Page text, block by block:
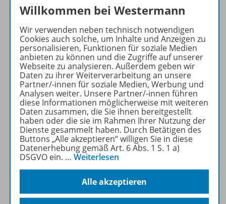
Produktinformationen
Beschreibung
Zugehörige Produkte
Willkommen bei Westermann
Wir verwenden neben technisch notwendigen
Cookies auch solche, um Inhalte und Anzeigen zu
personalisieren, Funktionen für soziale Medien
anbieten zu können und die Zugriffe auf unserer
Webseite zu analysieren. Außerdem geben wir
Daten zu ihrer Weiterverarbeitung an unsere
Partner/-innen für soziale Medien, Werbung und
Analysen weiter. Unsere Partner/-innen führen
diese Informationen möglicherweise mit weiteren
Daten zusammen, die Sie ihnen bereitgestellt
haben oder die sie im Rahmen Ihrer Nutzung der
Dienste gesammelt haben. Durch Betätigen des
Buttons „Alle akzeptieren“ willigen Sie in diese
Datenerhebung gemäß Art. 6 Abs. 1 S. 1 a)
DSGVO ein. … Weiterlesen
Alle akzeptieren